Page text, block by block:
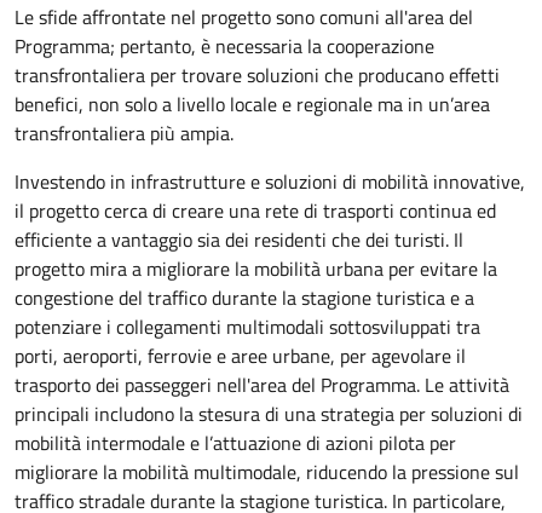
Le sfide affrontate nel progetto sono comuni all'area del
Programma; pertanto, è necessaria la cooperazione
transfrontaliera per trovare soluzioni che producano effetti
benefici, non solo a livello locale e regionale ma in un’area
transfrontaliera più ampia.
Investendo in infrastrutture e soluzioni di mobilità innovative,
il progetto cerca di creare una rete di trasporti continua ed
efficiente a vantaggio sia dei residenti che dei turisti. Il
progetto mira a migliorare la mobilità urbana per evitare la
congestione del traffico durante la stagione turistica e a
potenziare i collegamenti multimodali sottosviluppati tra
porti, aeroporti, ferrovie e aree urbane, per agevolare il
trasporto dei passeggeri nell'area del Programma. Le attività
principali includono la stesura di una strategia per soluzioni di
mobilità intermodale e l’attuazione di azioni pilota per
migliorare la mobilità multimodale, riducendo la pressione sul
traffico stradale durante la stagione turistica. In particolare,